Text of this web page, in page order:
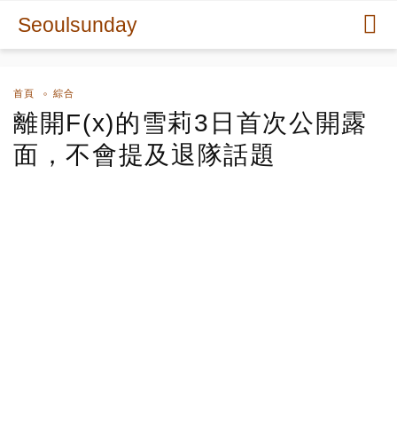
Seoulsunday
首頁 綜合
離開F(x)的雪莉3日首次公開露
面，不會提及退隊話題